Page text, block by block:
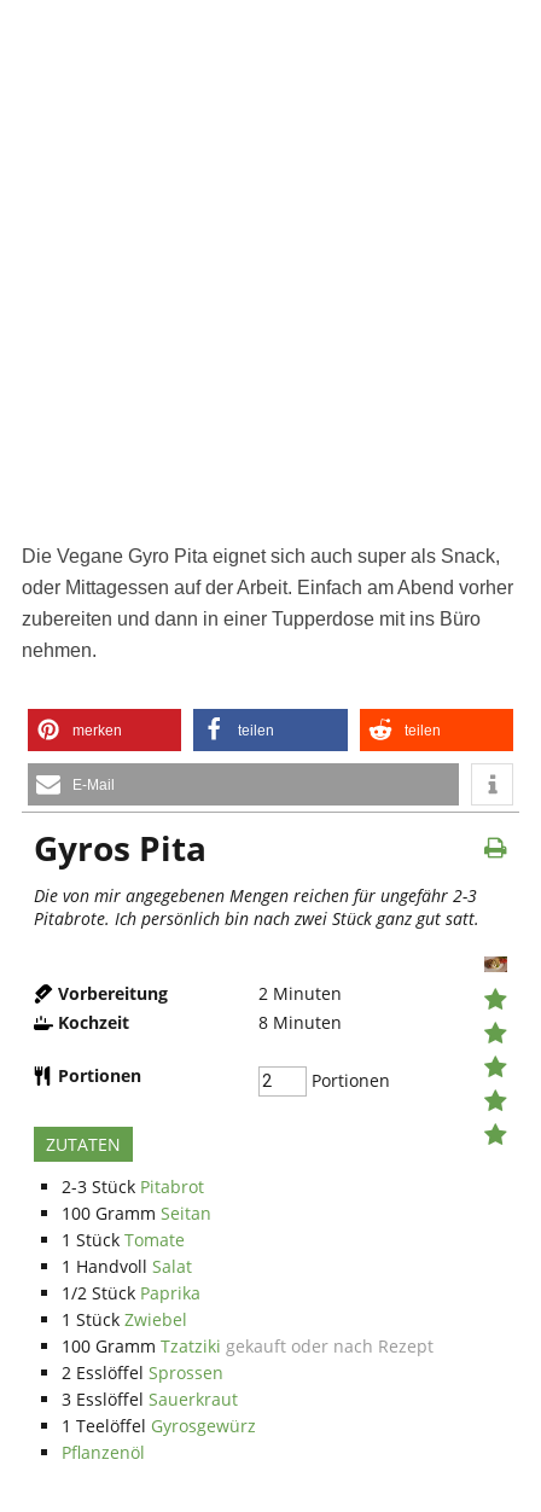
Die Vegane Gyro Pita eignet sich auch super als Snack,
oder Mittagessen auf der Arbeit. Einfach am Abend vorher
zubereiten und dann in einer Tupperdose mit ins Büro
nehmen.
merken teilen teilen
E-Mail
Gyros Pita
Die von mir angegebenen Mengen reichen für ungefähr 2-3
Pitabrote. Ich persönlich bin nach zwei Stück ganz gut satt.
Vorbereitung 2 Minuten
Kochzeit
8 Minuten
Portionen Portionen
ZUTATEN
2-3 Stück Pitabrot
100 Gramm Seitan
1 Stück Tomate
1 Handvoll Salat
1/2 Stück Paprika
1 Stück Zwiebel
100 Gramm Tzatziki gekauft oder nach Rezept
2 Esslöffel Sprossen
3 Esslöffel Sauerkraut
1 Teelöffel Gyrosgewürz
Pflanzenöl